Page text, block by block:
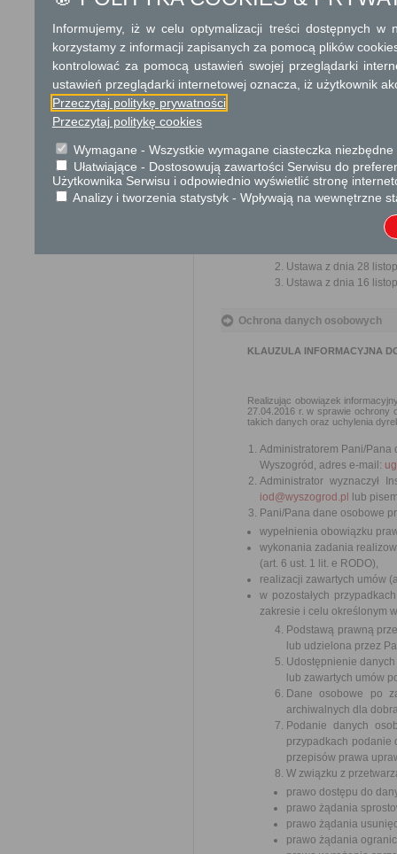
pracowników, naruszenie
spraw.
Przedmiotem wniosku mogą
ulepszenia organizacji,
wzmacnianie
Organ właściwy dla
miesiąca.
Ustawa z dnia 28
Ustawa z dnia 16
Ochrona danych osobowych
KLAUZULA INFORMACYJNA
Realizując obowiązek
27.04.2016 r. w sprawie ochrony
takich danych oraz uchylenia
Administratorem Pani/Pana
Wyszogród, adres e-mail:
Administrator wyznaczył
iod@wyszogrod.pl
lub
Pani/Pana dane osobowe
wypełnienia obowiązku
wykonania zadania
(art. 6 ust. 1 lit. e RODO),
realizacji zawartych umów
w pozostałych
zakresie i celu określonym
Podstawą prawną
lub udzielona przez
Udostępnienie
lub zawartych umów
Dane osobowe po
archiwalnych dla
Podanie danych
przypadkach podanie
przepisów prawa
W związku z
prawo dostępu do
prawo żądania
prawo żądania
prawo żądania
Informujemy, iż w celu optymalizacji treści dostępnych w
korzystamy z informacji zapisanych za pomocą plików
kontrolować za pomocą ustawień swojej przeglądarki
ustawień przeglądarki internetowej oznacza, iż użytkownik
Przeczytaj politykę prywatności
Przeczytaj politykę cookies
Wymagane - Wszystkie wymagane ciasteczka
Ułatwiające - Dostosowują zawartości Serwisu do
Użytkownika Serwisu i odpowiednio wyświetlić stronę
Analizy i tworzenia statystyk - Wpływają na wewnętrzne